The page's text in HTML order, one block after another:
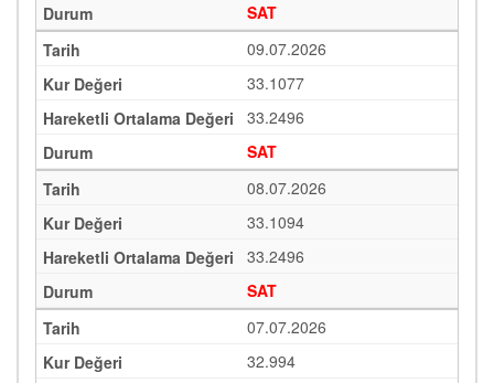
SAT
09.07.2026
33.1077
33.2496
SAT
08.07.2026
33.1094
33.2496
SAT
07.07.2026
32.994